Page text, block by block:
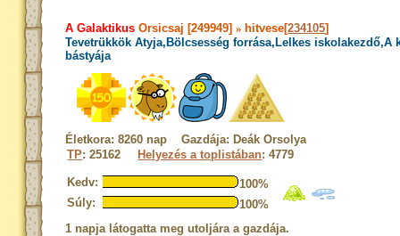
A Galaktikus Orsicsaj [249949]» hitvese[234105]
Tevetrükkök Atyja,Bölcsesség forrása,Lelkes iskolakezdő,A
bástyája
Életkora: 8260 nap Gazdája: Deák Orsolya
TP: 25162 Helyezés a toplistában: 4779
Kedv:
100%
Súly:
100%
1 napja látogatta meg utoljára a gazdája.